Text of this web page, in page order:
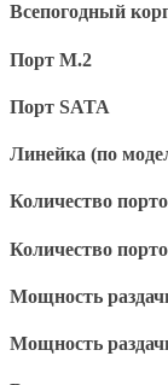
Всепогодный
Порт M.2
Порт SATA
Линейка (по
Количество
Количество
Мощность
Мощность